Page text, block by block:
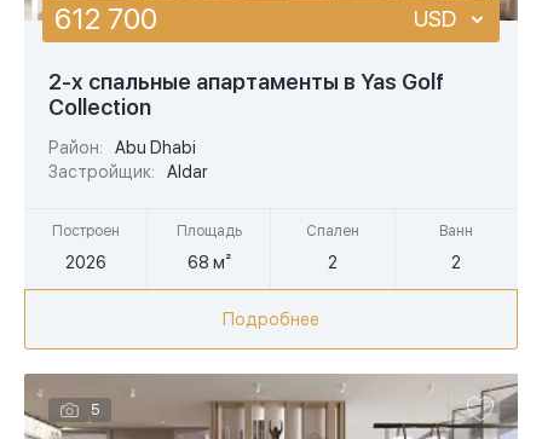
2-х спальные апартаменты в Yas Golf
Collection
Район:
Abu Dhabi
Застройщик:
Aldar
Построен
2026
Площадь
68 м²
Спален
2
Ванн
2
612 700 USD
USD
Подробнее
5